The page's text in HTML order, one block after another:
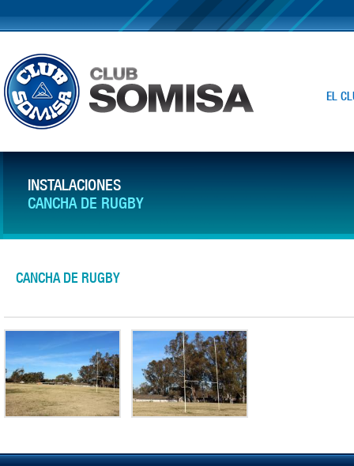
EL
INSTALACIONES
CANCHA DE RUGBY
CANCHA DE RUGBY